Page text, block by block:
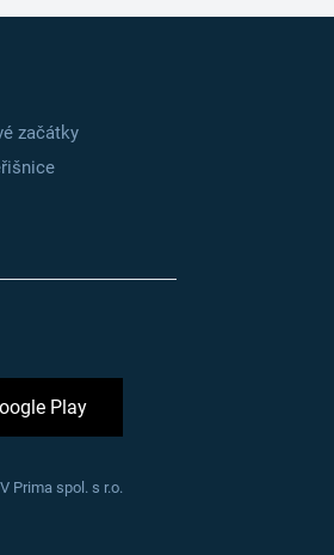
začátky
Play
Prima spol. s r.o.